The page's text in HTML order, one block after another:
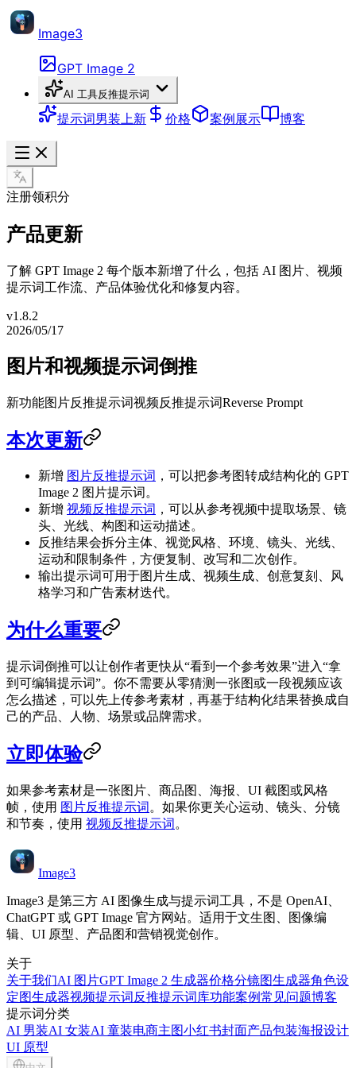
Image3
GPT Image 2
AI 工具反推提示词
提示词男装上新 价格 案例展示 博客
注册领积分
产品更新
了解 GPT Image 2 每个版本新增了什么，包括 AI 图片、视频
提示词工作流、产品体验优化和修复内容。
v1.8.2
2026/05/17
图片和视频提示词倒推
新功能图片反推提示词视频反推提示词Reverse Prompt
本次更新
新增 图片反推提示词 ，可以把参考图转成结构化的 GPT
Image 2 图片提示词。
新增 视频反推提示词 ，可以从参考视频中提取场景、镜
头、光线、构图和运动描述。
反推结果会拆分主体、视觉风格、环境、镜头、光线、
运动和限制条件，方便复制、改写和二次创作。
输出提示词可用于图片生成、视频生成、创意复刻、风
格学习和广告素材迭代。
为什么重要
提示词倒推可以让创作者更快从“看到一个参考效果”进入“拿
到可编辑提示词”。你不需要从零猜测一张图或一段视频应该
怎么描述，可以先上传参考素材，再基于结构化结果替换成自
己的产品、人物、场景或品牌需求。
立即体验
如果参考素材是一张图片、商品图、海报、UI 截图或风格
帧，使用 图片反推提示词 。如果你更关心运动、镜头、分镜
和节奏，使用 视频反推提示词 。
Image3
Image3 是第三方 AI 图像生成与提示词工具，不是 OpenAI、
ChatGPT 或 GPT Image 官方网站。适用于文生图、图像编
辑、UI 原型、产品图和营销视觉创作。
关于
关于我们AI 图片GPT Image 2 生成器价格分镜图生成器角色设
定图生成器视频提示词反推提示词库功能案例常见问题博客
提示词分类
AI 男装AI 女装AI 童装电商主图小红书封面产品包装海报设计
UI 原型